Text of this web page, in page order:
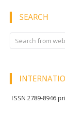
SEARCH
ISSN 2789-8946